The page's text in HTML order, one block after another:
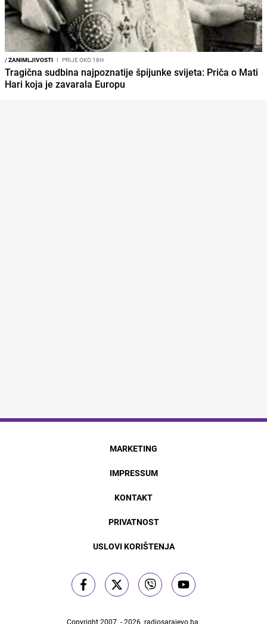
/ZANIMLJIVOSTI I PRIJE OKO 18H
Tragična sudbina najpoznatije špijunke svijeta: Priča o Mati
Hari koja je zavarala Europu
MARKETING
IMPRESSUM
KONTAKT
PRIVATNOST
USLOVI KORIŠTENJA
Copyright 2007. - 2026. radiosarajevo.ba.